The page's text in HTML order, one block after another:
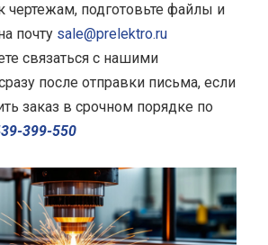
чертежам, подготовьте файлы и
почту sale@prelektro.ru
связаться с нашими
после отправки письма, если
заказ в срочном порядке по
399-550